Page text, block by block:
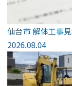
仙台市 解体工事
2026.08.04